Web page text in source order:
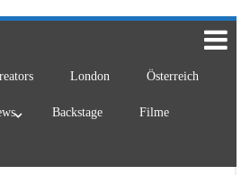
London Österreich
Backstage Filme